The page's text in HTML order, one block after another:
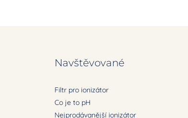
Navštěvované
Filtr pro ionizátor
Co je to pH
Nejprodávanější ionizátor